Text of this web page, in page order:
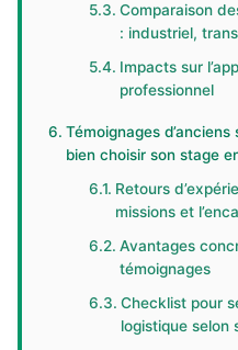
Comparaison
: industriel,
Impacts sur
professionnel
Témoignages
bien choisir son stage
Retours
missions et
Avantages
témoignages
Checklist pour
logistique selon